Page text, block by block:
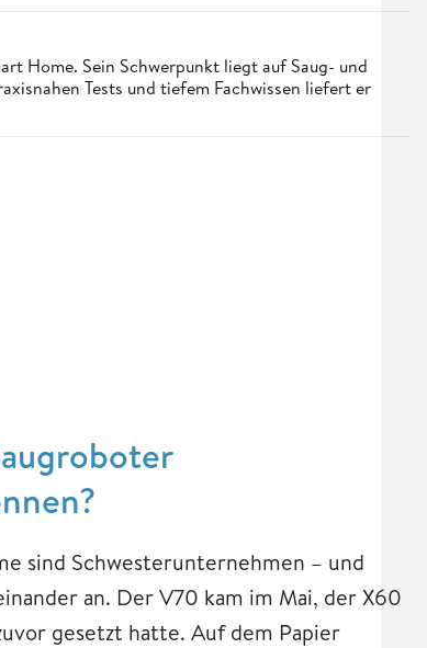
Home. Sein Schwerpunkt liegt auf Saug- und
Tests und tiefem Fachwissen liefert er
sind Schwesterunternehmen – und
an. Der V70 kam im Mai, der X60
gesetzt hatte. Auf dem Papier